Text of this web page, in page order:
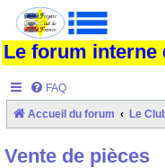
Le forum interne
FAQ
Accueil du forum Le
Vente de pièces